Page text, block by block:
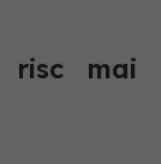
risc mai